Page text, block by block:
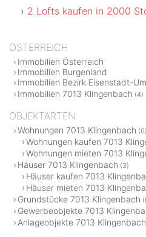
2 Lofts kaufen in 2000
ÖSTERREICH
Immobilien Österreich
Immobilien Burgenland
Immobilien Bezirk Eisenstadt-
Immobilien 7013 Klingenbach (4)
OBJEKTARTEN
Wohnungen 7013 Klingenbach (0)
Wohnungen kaufen 7013
Wohnungen mieten 7013
Häuser 7013 Klingenbach (3)
Häuser kaufen 7013
Häuser mieten 7013
Grundstücke 7013 Klingenbach
Gewerbeobjekte 7013
Anlageobjekte 7013 Klingenbach